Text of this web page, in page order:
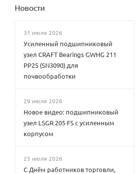
Новости
31 июля 2026
Усиленный подшипниковый
узел CRAFT Bearings GWHG 211
PP25 (SN3090) для
почвообработки
29 июля 2026
Новое видео: подшипниковый
узел LSGR 205 FS с усиленным
корпусом
25 июля 2026
С Днём работников торговли,